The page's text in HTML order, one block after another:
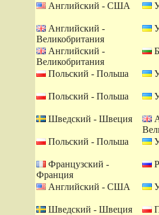
Английский - США
Английский -
Великобритания
Английский -
Великобритания
Польский - Польша
Польский - Польша
Шведский - Швеция
Польский - Польша
Французский -
Франция
Английский - США
Шведский - Швеция